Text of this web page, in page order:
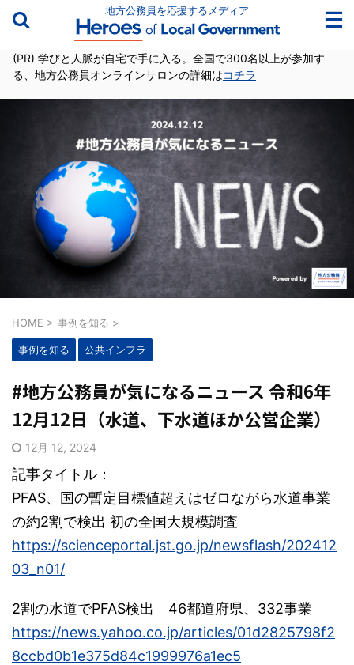
地方公務員を応援するメディア
(PR) 学びと人脈が自宅で手に入る。全国で300名以上が参加す
る、地方公務員オンラインサロンの詳細はコチラ
HOME > 事例を知る >
事例を知る 公共インフラ
#地方公務員が気になるニュース 令和6年
12月12日（水道、下水道ほか公営企業）
12月 12, 2024
記事タイトル：
PFAS、国の暫定目標値超えはゼロながら水道事業
の約2割で検出 初の全国大規模調査
https://scienceportal.jst.go.jp/newsflash/202412
03_n01/
2割の水道でPFAS検出 46都道府県、332事業
https://news.yahoo.co.jp/articles/01d2825798f2
8ccbd0b1e375d84c1999976a1ec5